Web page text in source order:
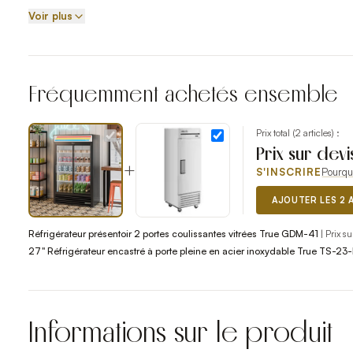
énergétique de ses équipements. Le réfrigérant naturel R-
Voir plus
Fréquemment achetés ensemble
+
Prix total (2 articles) :
Prix sur
S'INSCRIRE
AJOUTER LES 2
Réfrigérateur présentoir 2 portes coulissantes vitrées True GDM-41 | Prix
27" Réfrigérateur encastré à porte pleine en acier inoxydable True TS-
Informations sur le produit